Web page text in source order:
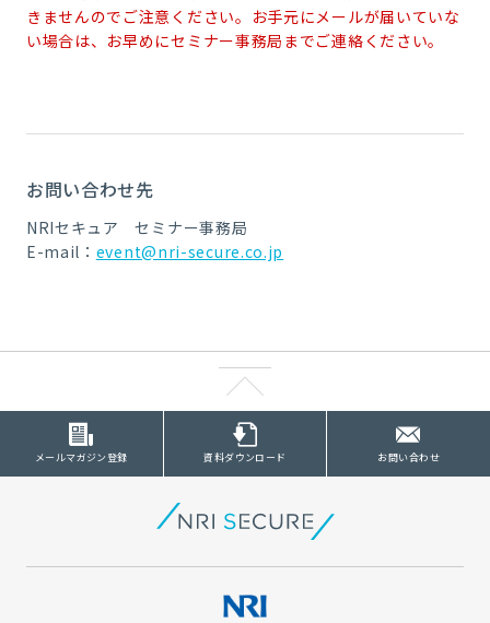
きませんのでご注意ください。お手元にメールが届いていな
い場合は、お早めにセミナー事務局までご連絡ください。
お問い合わせ先
NRIセキュア セミナー事務局
E-mail： event@nri-secure.co.jp
メールマガジン登録 資料ダウンロード お問い合わせ